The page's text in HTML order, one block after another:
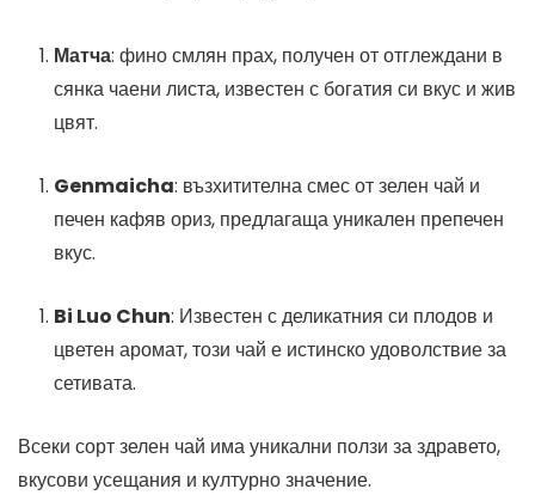
Матча: фино смлян прах, получен от отглеждани в
сянка чаени листа, известен с богатия си вкус и жив
цвят.
Genmaicha: възхитителна смес от зелен чай и
печен кафяв ориз, предлагаща уникален препечен
вкус.
Bi Luo Chun: Известен с деликатния си плодов и
цветен аромат, този чай е истинско удоволствие за
сетивата.
Всеки сорт зелен чай има уникални ползи за здравето,
вкусови усещания и културно значение.